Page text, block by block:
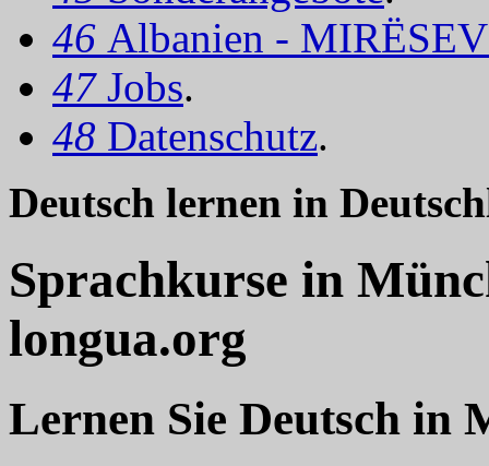
46 Albanien -
47 Jobs.
48 Datenschutz.
Deutsch lernen in
Sprachkurse in
longua.org
Lernen Sie Deutsch in